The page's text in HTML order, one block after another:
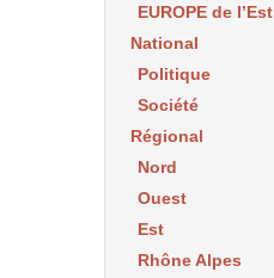
EUROPE de l’Est
National
Politique
Société
Régional
Nord
Ouest
Est
Rhône Alpes